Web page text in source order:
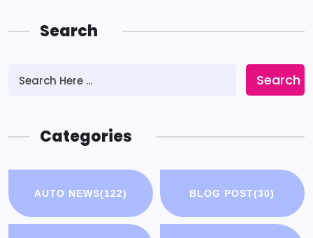
Search
Search
Categories
AUTO NEWS(122) BLOG POST(30)